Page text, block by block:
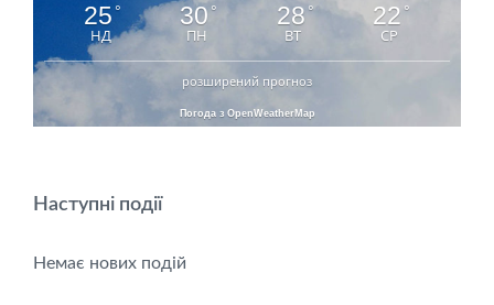
25 °
НД
30°
ПН
28 °
ВТ
22 °
СР
розширений прогноз
Погода з OpenWeatherMap
Наступні події
Немає нових подій